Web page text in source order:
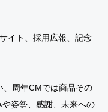
イト、採用広報、記念
、周年CMでは商品その
姿勢、感謝、未来への